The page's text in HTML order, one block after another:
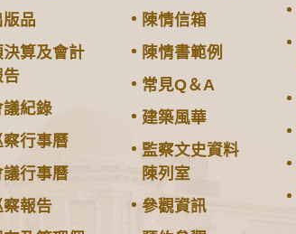
版品
決算及會計
告
議紀錄
察行事曆
議行事曆
察報告
陳情信箱
陳情書範例
常見Q＆A
建築風華
監察文史資料
陳列室
參觀資訊